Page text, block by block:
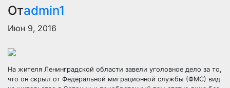
Отadmin1
Июн 9, 2016
На жителя Ленинградской области завели уголовное дело за то,
что он скрыл от Федеральной миграционной службы (ФМС) вид